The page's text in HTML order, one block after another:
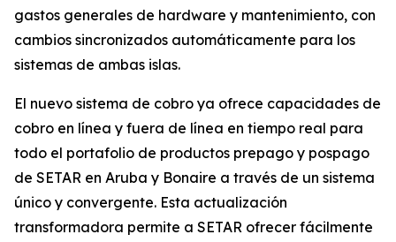
gastos generales de hardware y mantenimiento, con
cambios sincronizados automáticamente para los
sistemas de ambas islas.
El nuevo sistema de cobro ya ofrece capacidades de
cobro en línea y fuera de línea en tiempo real para
todo el portafolio de productos prepago y pospago
de SETAR en Aruba y Bonaire a través de un sistema
único y convergente. Esta actualización
transformadora permite a SETAR ofrecer fácilmente